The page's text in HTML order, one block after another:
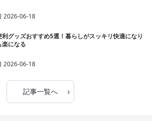
2026-06-18
利グッズおすすめ5選！暮らしがスッキリ快適になり
楽になる
2026-06-18
記事一覧へ ›